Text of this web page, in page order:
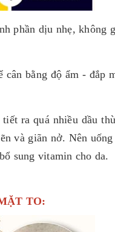
phần dịu nhẹ, không
bằng độ ẩm - đắp
ra quá nhiều dầu
và giãn nở. Nên
sung vitamin cho da.
TO: